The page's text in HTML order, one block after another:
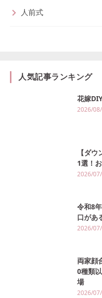
人前式
人気記事ランキング
花嫁
2026/
【ダ
1選！
2026/
令和8
口があ
2026/
両家顔
0種類
場
2026/